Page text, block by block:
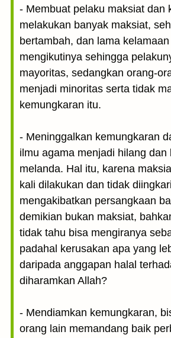
- Membuat pelaku maksiat dan
melakukan banyak maksiat,
bertambah, dan lama
mengikutinya sehingga
mayoritas, sedangkan orang-
menjadi minoritas serta tidak
kemungkaran itu.
- Meninggalkan kemungkaran
ilmu agama menjadi hilang dan
melanda. Hal itu, karena
kali dilakukan dan tidak
mengakibatkan persangkaan
demikian bukan maksiat,
tidak tahu bisa mengiranya
padahal kerusakan apa yang
daripada anggapan halal
diharamkan Allah?
- Mendiamkan kemungkaran,
orang lain memandang baik